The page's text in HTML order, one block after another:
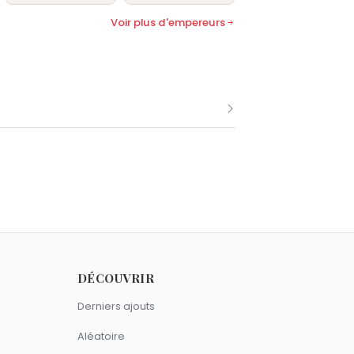
Voir plus d'empereurs
Verseau.DÉCOUVRIR
Derniers ajouts
Aléatoire